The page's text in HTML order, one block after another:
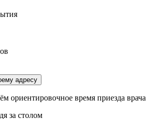
адресу
ориентировочное время приезда врача